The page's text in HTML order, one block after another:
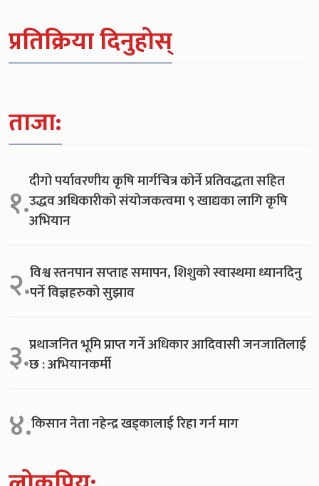
प्रतिक्रिया दिनुहोस्
ताजा:
१.दीगो पर्यावरणीय कृषि मार्गचित्र कोर्ने प्रतिवद्धता सहित
उद्धव अधिकारीको संयोजकत्वमा ९ खाद्यका लागि कृषि
अभियान
२.विश्व स्तनपान सप्ताह समापन, शिशुको स्वास्थमा ध्यानदिनु
पर्ने विज्ञहरुको सुझाव
३.प्रथाजनित भूमि प्राप्त गर्ने अधिकार आदिवासी जनजातिलाई
छ : अभियानकर्मी
४.किसान नेता नहेन्द्र खड्कालाई रिहा गर्न माग